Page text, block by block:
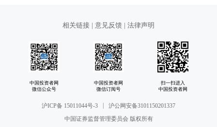
相关链接 意见反馈 法律声明
中国投资者网
微信公众号
中国投资者网
微信订阅号
扫一扫进入
中国投资者网
沪ICP备 15011044号-3
沪公网安备3101150201337
中国证券监督管理委员会 版权所有